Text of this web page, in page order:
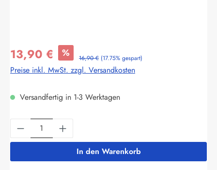
13,90 € % 16,90 € (17.75% gespart)
Preise inkl. MwSt. zzgl. Versandkosten
Versandfertig in 1-3 Werktagen
Produkt Anzahl: Gib den gewünschten
In den Warenkorb